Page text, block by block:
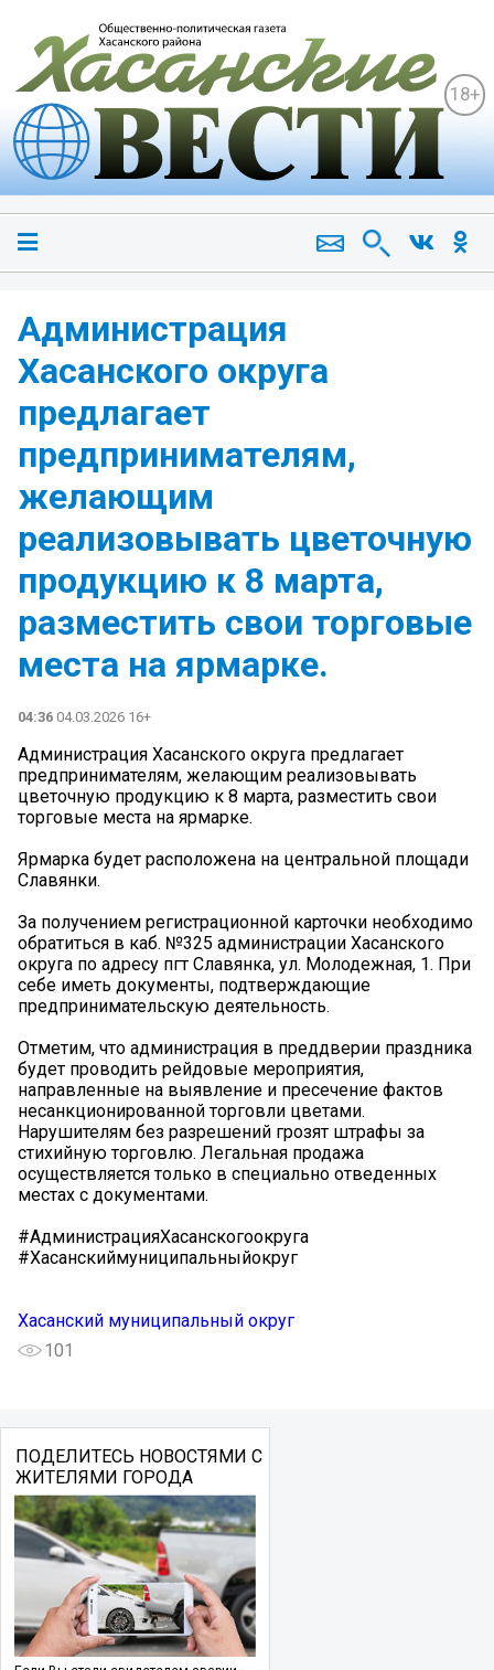
18+
Администрация
Хасанского округа
предлагает
предпринимателям,
желающим
реализовывать цветочную
продукцию к 8 марта,
разместить свои торговые
места на ярмарке.
04:36 04.03.2026 16+
Администрация Хасанского округа предлагает
предпринимателям, желающим реализовывать
цветочную продукцию к 8 марта, разместить свои
торговые места на ярмарке.
Ярмарка будет расположена на центральной площади
Славянки.
За получением регистрационной карточки необходимо
обратиться в каб. №325 администрации Хасанского
округа по адресу пгт Славянка, ул. Молодежная, 1. При
себе иметь документы, подтверждающие
предпринимательскую деятельность.
Отметим, что администрация в преддверии праздника
будет проводить рейдовые мероприятия,
направленные на выявление и пресечение фактов
несанкционированной торговли цветами.
Нарушителям без разрешений грозят штрафы за
стихийную торговлю. Легальная продажа
осуществляется только в специально отведенных
местах с документами.
#АдминистрацияХасанскогоокруга
#Хасанскиймуниципальныйокруг
Хасанский муниципальный округ
101
ПОДЕЛИТЕСЬ НОВОСТЯМИ С
ЖИТЕЛЯМИ ГОРОДА